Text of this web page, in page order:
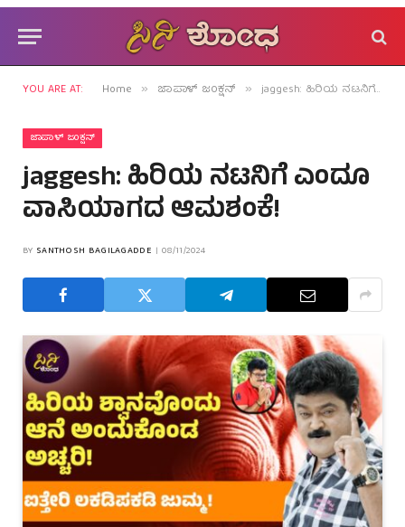
YOU ARE AT: Home » ಜಾಪಾಳ್ ಜಂಕ್ಷನ್ » jaggesh: ಹಿರಿಯ ನಟನಿಗೆ ಎಂದೂ ವಾಸಿಯಾಗದ ಆಮಶಂಕೆ!
ಜಾಪಾಳ್ ಜಂಕ್ಷನ್
jaggesh: ಹಿರಿಯ ನಟನಿಗೆ ಎಂದೂ
ವಾಸಿಯಾಗದ ಆಮಶಂಕೆ!
BY SANTHOSH BAGILAGADDE 08/11/2024